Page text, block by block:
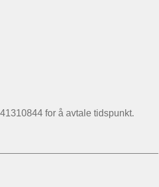
for å avtale tidspunkt.